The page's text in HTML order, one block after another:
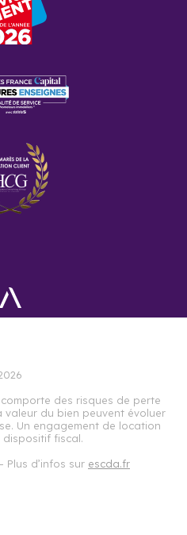
des risques de perte
du bien peuvent évoluer
Un engagement de location
fiscal.
Plus d’infos sur escda.fr